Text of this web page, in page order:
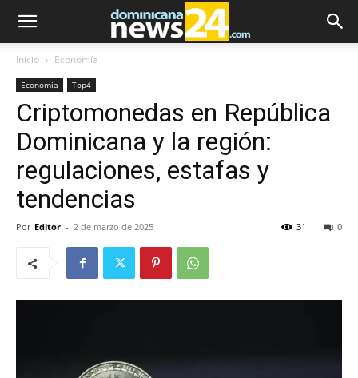
Inicio Economía
Economía Top4
Criptomonedas en República
Dominicana y la región:
regulaciones, estafas y
tendencias
Por Editor - 2 de marzo de 2025 0
31